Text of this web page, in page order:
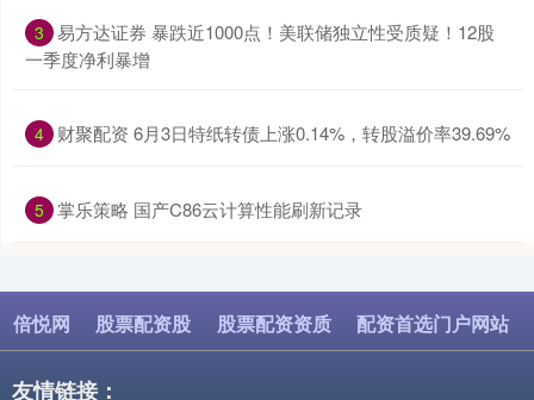
3 ​易方达证券 暴跌近1000点！美联储独立性受质疑！12股
一季度净利暴增
4 ​财聚配资 6月3日特纸转债上涨0.14%，转股溢价率39.69%
5 ​掌乐策略 国产C86云计算性能刷新记录
倍悦网 股票配资股 股票配资资质 配资首选门户网站
友情链接：